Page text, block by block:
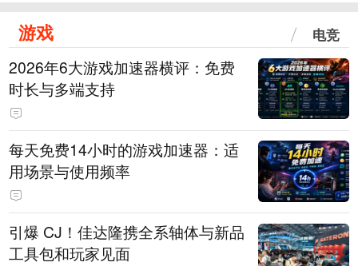
游戏 电竞
2026年6大游戏加速器横评：免费
时长与多端支持
每天免费14小时的游戏加速器：适
用场景与使用频率
引爆 CJ！佳达隆携全系轴体与新品
工具包和玩家见面